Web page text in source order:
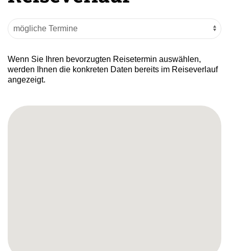
Wenn Sie Ihren bevorzugten Reisetermin auswählen,
werden Ihnen die konkreten Daten bereits im Reiseverlauf
angezeigt.